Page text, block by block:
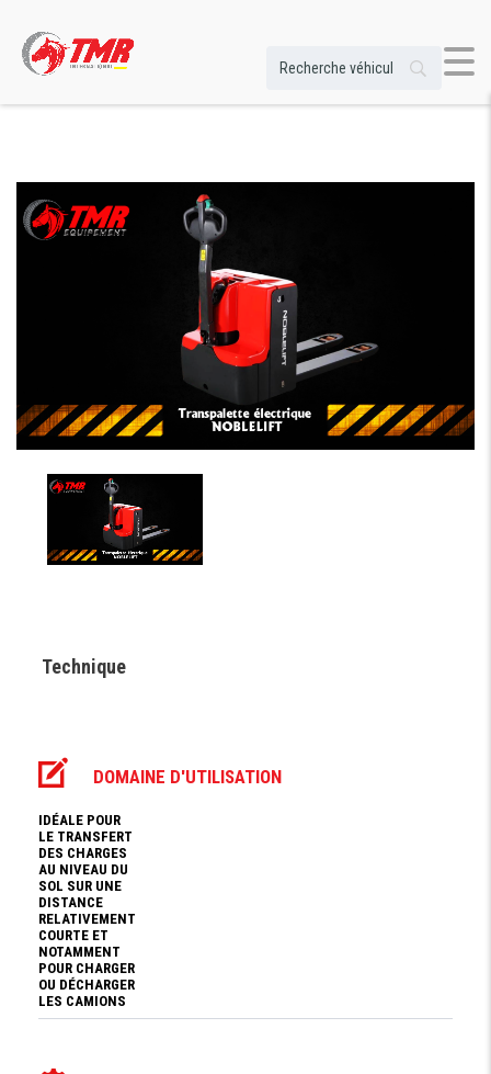
Technique
DOMAINE D'UTILISATION
IDÉALE POUR
LE TRANSFERT
DES CHARGES
AU NIVEAU DU
SOL SUR UNE
DISTANCE
RELATIVEMENT
COURTE ET
NOTAMMENT
POUR CHARGER
OU DÉCHARGER
LES CAMIONS